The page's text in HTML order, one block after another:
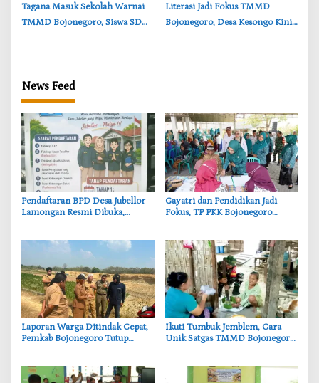
‎Tagana Masuk Sekolah Warnai
TMMD Bojonegoro, Siswa SD
‎Literasi Jadi Fokus TMMD
Bojonegoro, Desa Kesongo Kini
News Feed
Pendaftaran BPD Desa Jubellor
Lamongan Resmi Dibuka,
‎Gayatri dan Pendidikan Jadi
Fokus, TP PKK Bojonegoro
‎Laporan Warga Ditindak Cepat,
Pemkab Bojonegoro Tutup
‎Ikuti Tumbuk Jemblem, Cara
Unik Satgas TMMD Bojonegoro